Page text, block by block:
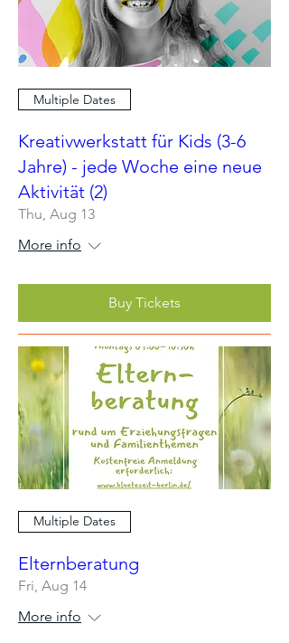
Multiple Dates
Kreativwerkstatt für Kids (3-6
Jahre) - jede Woche eine neue
Aktivität (2)
Thu, Aug 13
More info
Buy Tickets
Multiple Dates
Elternberatung
Fri, Aug 14
More info